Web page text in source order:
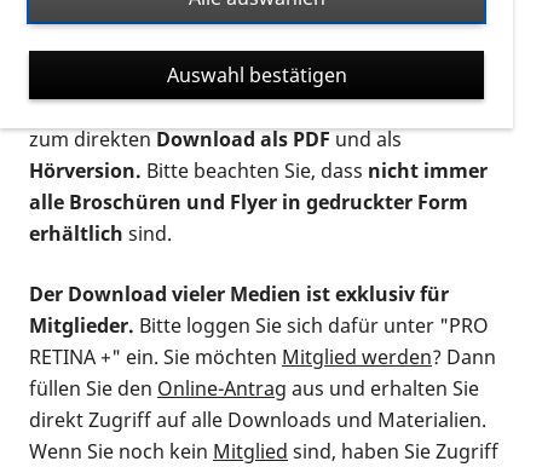
nach Flyern und Broschüren, Audios oder Videos zu
suchen. Die meisten Flyer und Broschüren werden in
verschiedenen Formaten angeboten: zur
postalischen Bestellung als gedruckte Variante
zum direktenDownload als PDFund als
Hörversion. Bitte beachten Sie, dass nicht immer
alle Broschüren und Flyer in gedruckter Form
erhältlich sind.
Der Download vieler Medien ist exklusiv für
Mitglieder. Bitte loggen Sie sich dafür unter "PRO
RETINA +" ein. Sie möchten Mitglied werden? Dann
füllen Sie den Online-Antrag aus und erhalten Sie
direkt Zugriff auf alle Downloads und Materialien.
Wenn Sie noch kein Mitglied sind, haben Sie Zugriff
Auswahl bestätigen